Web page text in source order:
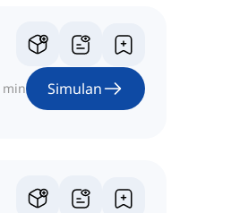
min Simulan